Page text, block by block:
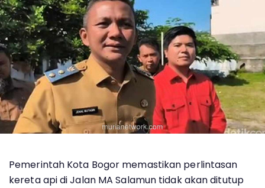
Pemerintah Kota Bogor memastikan perlintasan
kereta api di Jalan MA Salamun tidak akan ditutup